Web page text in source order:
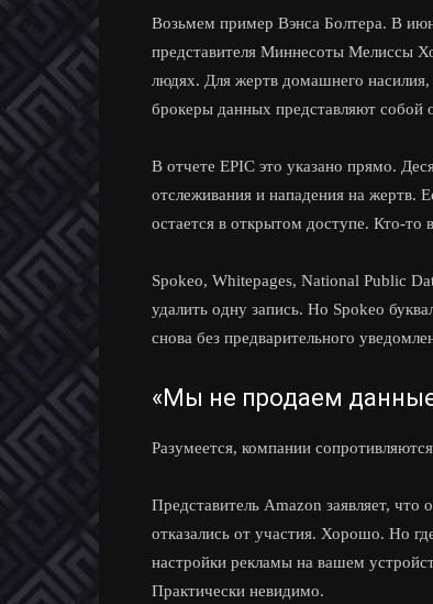
Возьмем пример Вэнса Болтера. В
представителя Миннесоты Мелиссы
людях. Для жертв домашнего
брокеры данных представляют собой
В отчете EPIC это указано прямо.
отслеживания и нападения на жертв.
остается в открытом доступе. Кто-то
Spokeo, Whitepages, National Public
удалить одну запись. Но Spokeo
снова без предварительного
«Мы не продаем
Разумеется, компании
Представитель Amazon заявляет,
отказались от участия. Хорошо. Но
настройки рекламы на вашем
Практически невидимо.